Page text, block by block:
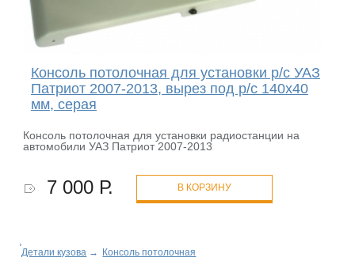
Консоль потолочная для установки р/c УАЗ
Патриот 2007-2013, вырез под р/c 140х40
мм, серая
Консоль потолочная для установки радиостанции на
автомобили УАЗ Патриот 2007-2013
7 000 Р. В КОРЗИНУ
Детали кузова → Консоль потолочная